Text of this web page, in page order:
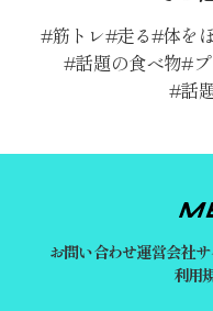
筋トレ 走る 体を
話題の食べ物
話
お問い合わせ運営会社
利用